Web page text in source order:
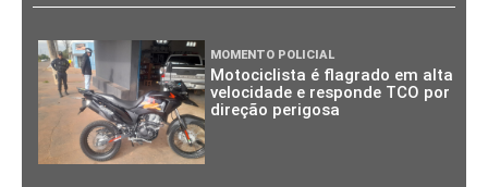
MOMENTO POLICIAL
Motociclista é flagrado em alta
velocidade e responde TCO por
direção perigosa